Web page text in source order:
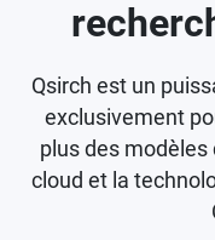
Qsirch est un
exclusivement
plus des modèles
cloud et la